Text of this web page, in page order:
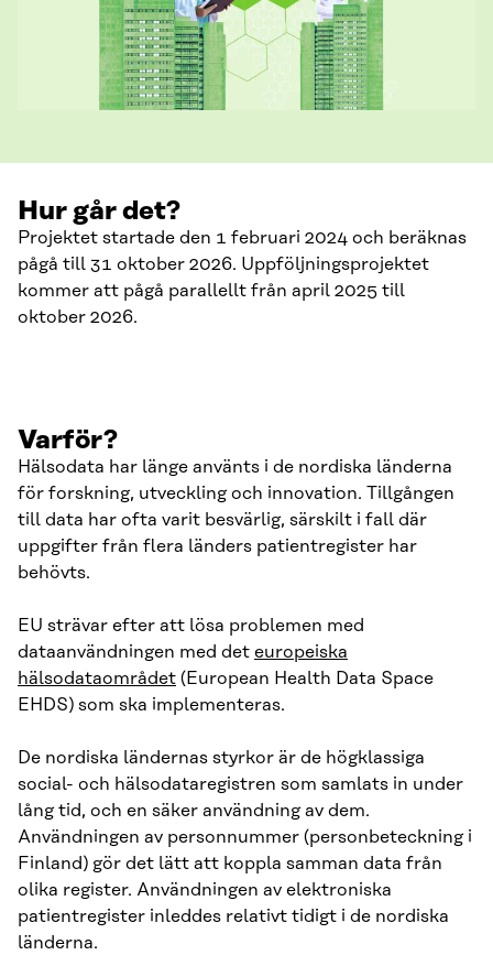
Hur går det?
Projektet startade den 1 februari 2024 och beräknas
pågå till 31 oktober 2026. Uppföljningsprojektet
kommer att pågå parallellt från april 2025 till
oktober 2026.
Varför?
Hälsodata har länge använts i de nordiska länderna
för forskning, utveckling och innovation. Tillgången
till data har ofta varit besvärlig, särskilt i fall där
uppgifter från flera länders patientregister har
behövts.
EU strävar efter att lösa problemen med
dataanvändningen med det europeiska
hälsodataområdet (European Health Data Space
EHDS) som ska implementeras.
De nordiska ländernas styrkor är de högklassiga
social- och hälsodataregistren som samlats in under
lång tid, och en säker användning av dem.
Användningen av personnummer (personbeteckning i
Finland) gör det lätt att koppla samman data från
olika register. Användningen av elektroniska
patientregister inleddes relativt tidigt i de nordiska
länderna.